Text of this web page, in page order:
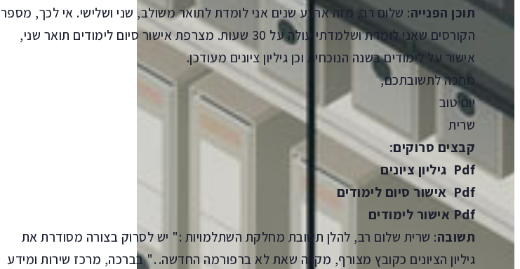
תוכן הפנייה: שלום רב, מזה ארבע שנים אני לומדת לתואר משולב, שני ושלישי. אי לכך, מספר
הקורסים שאני לומדת ושלמדתי עולה על 30 שעות. מצרפת אישור סיום לימודים תואר שני,
אישור על לימודים בשנה הנוכחית וכן גיליון ציונים מעודכן.
מחכה לתשובתכם,
יום טוב
שרית
קבצים סרוקים:
Pdf גיליון ציונים
Pdf אישור סיום לימודים
Pdfאישור לימודים
תשובה: שרית שלום רב, להלן תשובת מחלקת השתלמויות :" יש לסרוק בצורה מסודרת את
גיליון הציונים כקובץ מצורף, מקווה שאת לא ברפורמה החדשה. ." בברכה, מרכז שירות ומידע